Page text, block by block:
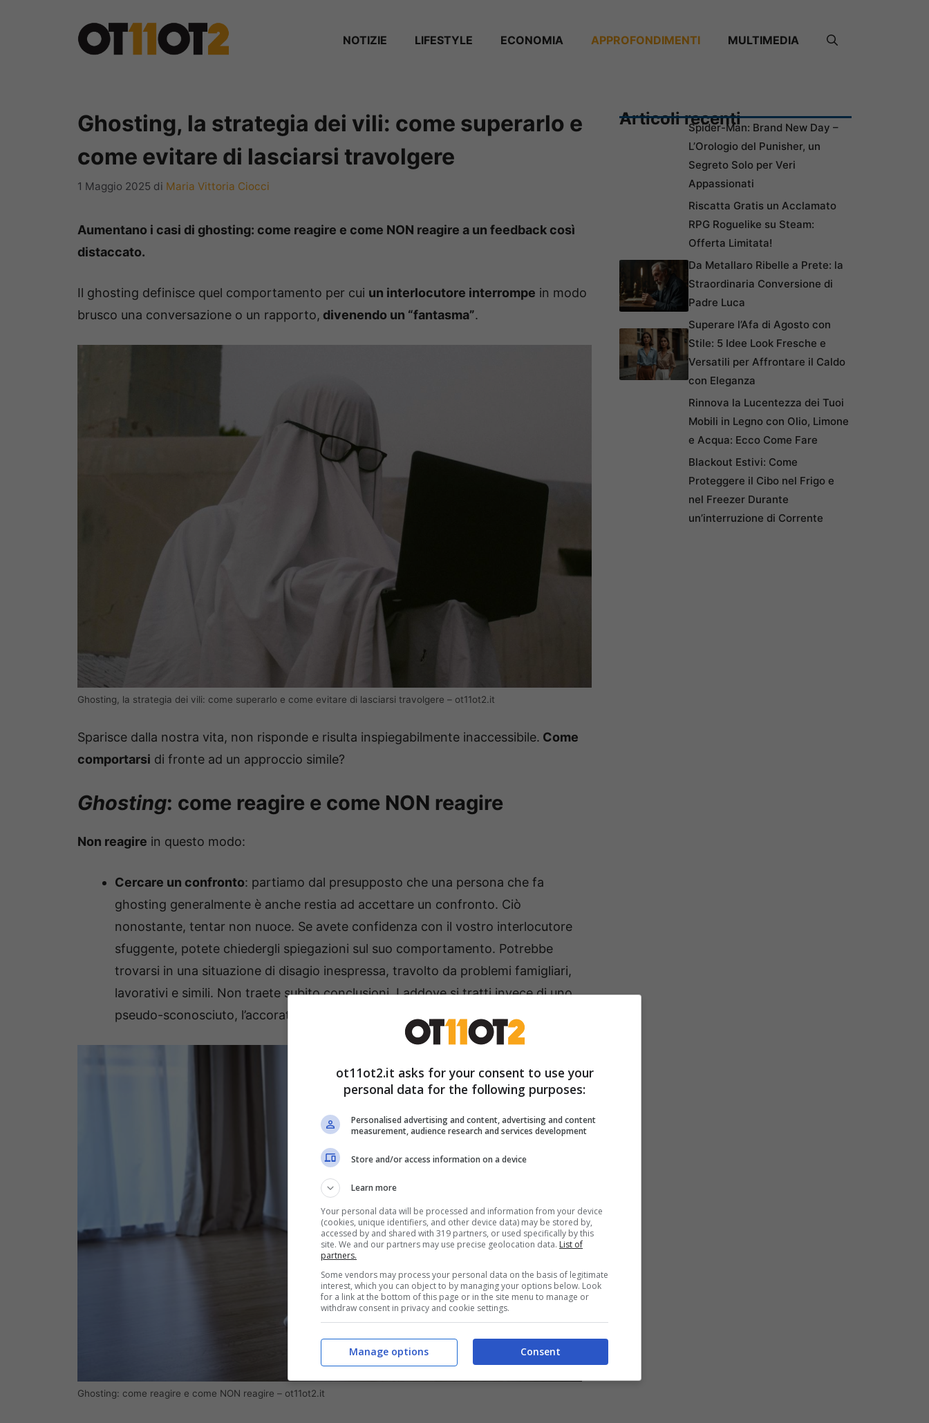
NOTIZIE ⁠⁠LIFESTYLE ECONOMIA APPROFONDIMENTI MULTIMEDIA
Ghosting, la strategia dei vili: come superarlo e
come evitare di lasciarsi travolgere
1 Maggio 2025 di Maria Vittoria Ciocci
Aumentano i casi di ghosting: come reagire e come NON reagire a un feedback così
distaccato.
Il ghosting definisce quel comportamento per cui un interlocutore interrompe in modo
brusco una conversazione o un rapporto, divenendo un “fantasma”.
Ghosting, la strategia dei vili: come superarlo e come evitare di lasciarsi travolgere – ot11ot2.it
Sparisce dalla nostra vita, non risponde e risulta inspiegabilmente inaccessibile. Come
comportarsi di fronte ad un approccio simile?
Ghosting: come reagire e come NON reagire
Non reagire in questo modo:
Cercare un confronto: partiamo dal presupposto che una persona che fa
ghosting generalmente è anche restia ad accettare un confronto. Ciò
nonostante, tentar non nuoce. Se avete confidenza con il vostro interlocutore
sfuggente, potete chiedergli spiegazioni sul suo comportamento. Potrebbe
trovarsi in una situazione di disagio inespressa, travolto da problemi famigliari,
lavorativi e simili. Non traete subito conclusioni. Laddove si tratti invece di uno
pseudo-sconosciuto, l’accorato consiglio è quello di lasciar perdere;
Ghosting: come reagire e come NON reagire – ot11ot2.it
Articoli recentiSpider-Man: Brand New Day –
L’Orologio del Punisher, un
Segreto Solo per Veri
Appassionati
Riscatta Gratis un Acclamato
RPG Roguelike su Steam:
Offerta Limitata!
Da Metallaro Ribelle a Prete: la
Straordinaria Conversione di
Padre Luca
Superare l’Afa di Agosto con
Stile: 5 Idee Look Fresche e
Versatili per Affrontare il Caldo
con Eleganza
Rinnova la Lucentezza dei Tuoi
Mobili in Legno con Olio, Limone
e Acqua: Ecco Come Fare
Blackout Estivi: Come
Proteggere il Cibo nel Frigo e
nel Freezer Durante
un’interruzione di Corrente
ot11ot2.it asks for your consent to use your
personal data for the following purposes:
Personalised advertising and content, advertising and content
measurement, audience research and services development
Store and/or access information on a device
Learn more
Your personal data will be processed and information from your device
(cookies, unique identifiers, and other device data) may be stored by,
accessed by and shared with 319 partners, or used specifically by this
site. We and our partners may use precise geolocation data. List of
partners.
Some vendors may process your personal data on the basis of legitimate
interest, which you can object to by managing your options below. Look
for a link at the bottom of this page or in the site menu to manage or
withdraw consent in privacy and cookie settings.
Consent
Manage options